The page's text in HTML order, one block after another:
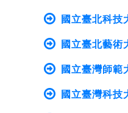
國立臺北科技
國立臺北藝術
國立臺灣師範
國立臺灣科技